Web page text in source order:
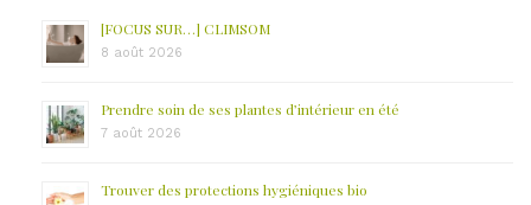
[FOCUS SUR…] CLIMSOM
8 août 2026
Prendre soin de ses plantes d’intérieur en été
7 août 2026
Trouver des protections hygiéniques bio